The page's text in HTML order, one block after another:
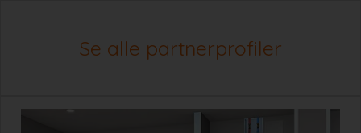
Se alle partnerprofiler